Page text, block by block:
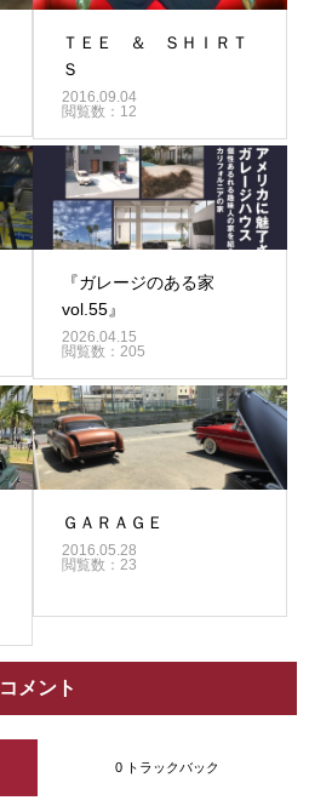
ＴＥＥ ＆ ＳＨＩＲＴ
Ｓ
2016.09.04
閲覧数：12
『ガレージのある家
vol.55』
2026.04.15
閲覧数：205
ＧＡＲＡＧＥ
2016.05.28
閲覧数：23
コメント
0 トラックバック